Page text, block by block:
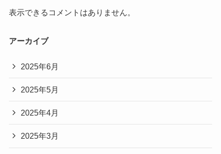
表示できるコメントはありません。
アーカイブ
2025年6月
2025年5月
2025年4月
2025年3月